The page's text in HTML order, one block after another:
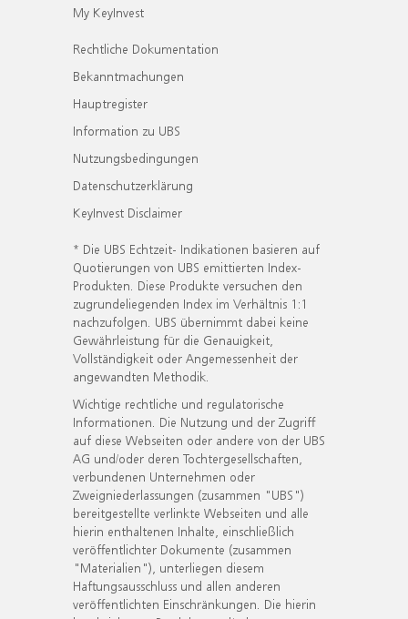
My KeyInvest
Rechtliche Dokumentation
Bekanntmachungen
Hauptregister
Information zu UBS
Nutzungsbedingungen
Datenschutzerklärung
KeyInvest Disclaimer
* Die UBS Echtzeit- Indikationen basieren auf
Quotierungen von UBS emittierten Index-
Produkten. Diese Produkte versuchen den
zugrundeliegenden Index im Verhältnis 1:1
nachzufolgen. UBS übernimmt dabei keine
Gewährleistung für die Genauigkeit,
Vollständigkeit oder Angemessenheit der
angewandten Methodik.
Wichtige rechtliche und regulatorische
Informationen. Die Nutzung und der Zugriff
auf diese Webseiten oder andere von der UBS
AG und/oder deren Tochtergesellschaften,
verbundenen Unternehmen oder
Zweigniederlassungen (zusammen "UBS")
bereitgestellte verlinkte Webseiten und alle
hierin enthaltenen Inhalte, einschließlich
veröffentlichter Dokumente (zusammen
"Materialien"), unterliegen diesem
Haftungsausschluss und allen anderen
veröffentlichten Einschränkungen. Die hierin